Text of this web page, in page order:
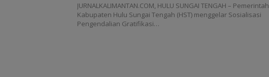
JURNALKALIMANTAN.COM, HULU SUNGAI TENGAH – Pemerintah
Kabupaten Hulu Sungai Tengah (HST) menggelar Sosialisasi
Pengendalian Gratifikasi…